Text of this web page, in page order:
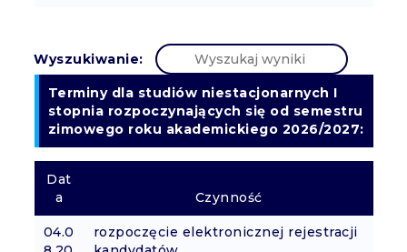
Wyszukiwanie:
Terminy dla studiów niestacjonarnych I
stopnia rozpoczynających się od semestru
zimowego roku akademickiego 2026/2027:
Dat
a
Czynność
04.0
rozpoczęcie elektronicznej rejestracji